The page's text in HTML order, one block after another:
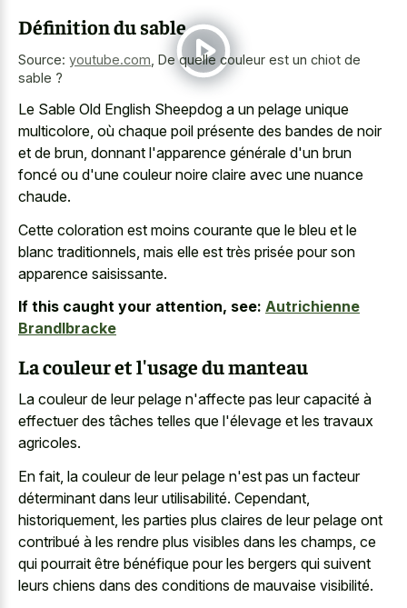
Définition du sable
Source: youtube.com De quelle couleur est un chiot de
sable ?
Le Sable Old English Sheepdog a un pelage unique
multicolore, où chaque poil présente des bandes de noir
et de brun, donnant l'apparence générale d'un brun
foncé ou d'une couleur noire claire avec une nuance
chaude.
Cette coloration est moins courante que le bleu et le
blanc traditionnels, mais elle est très prisée pour son
apparence saisissante.
If this caught your attention, see: Autrichienne
Brandlbracke
La couleur et l'usage du manteau
La couleur de leur pelage n'affecte pas leur capacité à
effectuer des tâches telles que l'élevage et les travaux
agricoles.
En fait, la couleur de leur pelage n'est pas un facteur
déterminant dans leur utilisabilité. Cependant,
historiquement, les parties plus claires de leur pelage ont
contribué à les rendre plus visibles dans les champs, ce
qui pourrait être bénéfique pour les bergers qui suivent
leurs chiens dans des conditions de mauvaise visibilité.